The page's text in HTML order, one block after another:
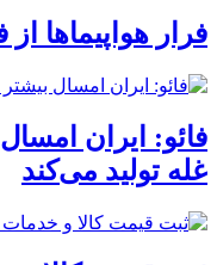
فرار هواپیماها
غله تولید می‌کند